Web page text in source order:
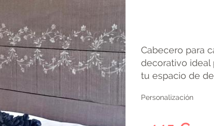
Cabecero para
decorativo ideal
tu espacio de
Personalización